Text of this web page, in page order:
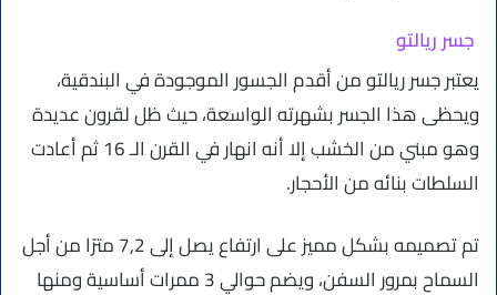
جسر ريالتو
يعتبر جسر ريالتو من أقدم الجسور الموجودة في البندقية،
ويحظى هذا الجسر بشهرته الواسعة، حيث ظل لقرون عديدة
وهو مبني من الخشب إلا أنه انهار في القرن الـ 16 ثم أعادت
السلطات بنائه من الأحجار.
تم تصميمه بشكل مميز على ارتفاع يصل إلى 7,2 مترًا من أجل
السماح بمرور السفن، ويضم حوالي 3 ممرات أساسية ومنها